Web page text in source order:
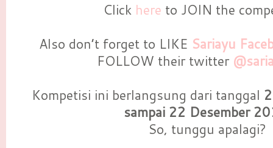
Click here to JOIN the
Also don’t forget to LIKE Sariayu
FOLLOW their twitter
Kompetisi ini berlangsung dari tanggal
sampai 22 Desember
So, tunggu apalagi?